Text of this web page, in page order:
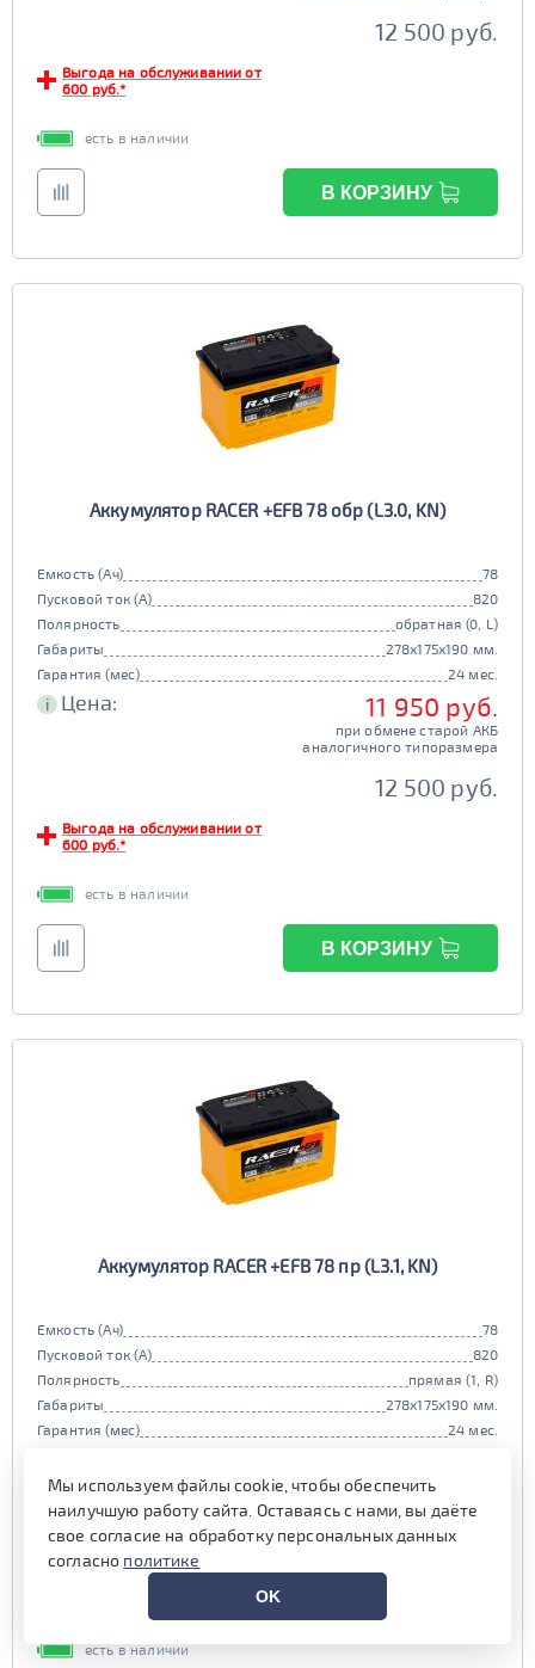
12 500 руб.
Выгода на обслуживании от
600 руб.*
есть в наличии
В КОРЗИНУ
Аккумулятор RACER +EFB 78 обр (L3.0, KN)
Емкость (Ач)
78
Пусковой ток (А)
820
Полярность
обратная (0, L)
Габариты
278x175x190 мм.
Гарантия (мес)
24 мес.
i Цена: 11 950 руб.
при обмене старой АКБ
аналогичного типоразмера
12 500 руб.
Выгода на обслуживании от
600 руб.*
есть в наличии
В КОРЗИНУ
Аккумулятор RACER +EFB 78 пр (L3.1, KN)
Емкость (Ач)
78
Пусковой ток (А)
820
Полярность
прямая (1, R)
Габариты
278x175x190 мм.
Гарантия (мес)
24 мес.
при обмене старой АКБ
аналогичного типоразмера
12 500 руб.
есть в наличии
Мы используем файлы cookie, чтобы обеспечить
наилучшую работу сайта. Оставаясь с нами, вы даёте
свое согласие на обработку персональных данных
согласно политике
OK